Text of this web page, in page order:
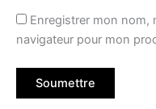
Enregistrer mon nom,
navigateur pour mon